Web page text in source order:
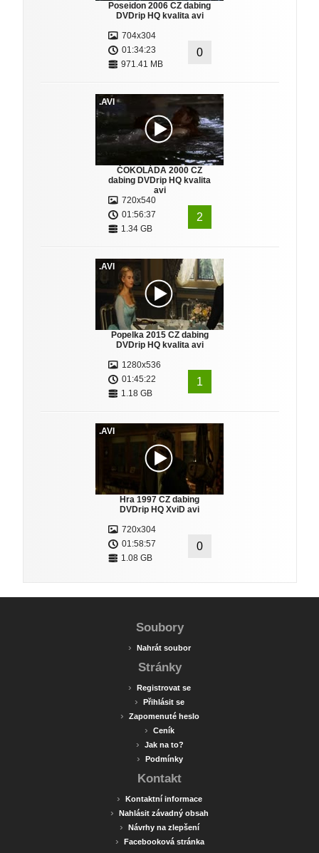
Poseidon 2006 CZ dabing
DVDrip HQ kvalita avi
704x304
01:34:23
971.41 MB
0
.AVI
ČOKOLÁDA 2000 CZ
dabing DVDrip HQ kvalita
avi
720x540
01:56:37
1.34 GB
2
.AVI
Popelka 2015 CZ dabing
DVDrip HQ kvalita avi
1280x536
01:45:22
1.18 GB
1
.AVI
Hra 1997 CZ dabing
DVDrip HQ XviD avi
720x304
01:58:57
1.08 GB
0
Soubory
› Nahrát soubor
Stránky
› Registrovat se
› Přihlásit se
› Zapomenuté heslo
› Ceník
› Jak na to?
› Podmínky
Kontakt
› Kontaktní informace
› Nahlásit závadný obsah
› Návrhy na zlepšení
› Facebooková stránka